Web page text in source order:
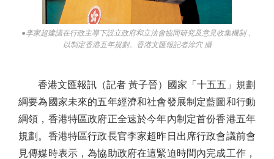
●李家超建議在行政主導下設立政府和立法會協同研究及意見收集機制，
以制定香港五年規劃。香港文匯報記者涂穴 攝
香港文匯報訊（記者 黃子晉）國家「十五五」規劃
綱要為國家未來的五年經濟和社會發展制定藍圖和行動
綱領，香港特區政府正全速於今年內制定首份香港五年
規劃。香港特區行政長官李家超昨日出席行政會議前會
見傳媒時表示，為協助政府在這緊迫時間內完成工作，